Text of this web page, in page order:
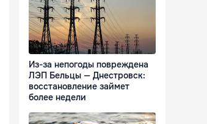
Из-за непогоды повреждена
ЛЭП Бельцы — Днестровск:
восстановление займет
более недели